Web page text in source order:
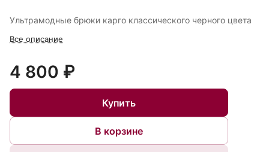
Ультрамодные брюки карго классического черного цвета
Все описание
4 800 ₽
Купить
В корзине